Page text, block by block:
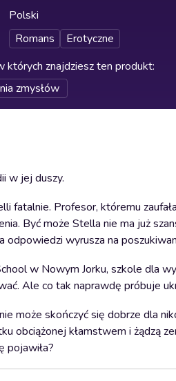
Polski
Romans
Erotyczne
których znajdziesz ten produkt:
zmysłów
w jej duszy.
fatalnie. Profesor, któremu
Być może Stella nie ma już
wyrusza na
w Nowym Jorku, szkole dla
Ale co tak naprawdę próbuje
może skończyć się dobrze dla
obciążonej kłamstwem i żądzą
pojawiła?